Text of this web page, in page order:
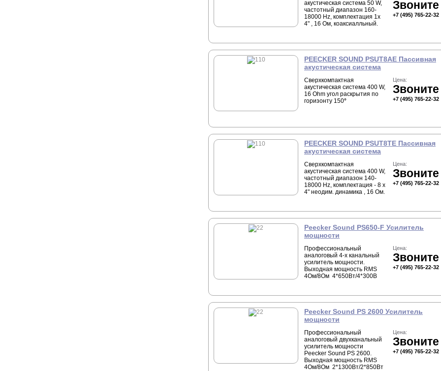
акустическая система 50 W,
частотный диапазон 160-
18000 Hz, комплектация 1х
4" , 16 Ом, коаксиалльный.
Звоните
+7 (495) 765-22-32
PEECKER SOUND PSUT8AE Пассивная
акустическая система
Сверхкомпактная
акустическая система 400 W,
16 Ohm угол раскрытия по
горизонту 150°
Цена:
Звоните
+7 (495) 765-22-32
PEECKER SOUND PSUT8TE Пассивная
акустическая система
Сверхкомпактная
акустическая система 400 W,
частотный диапазон 140-
18000 Hz, комплектация - 8 х
4" неодим. динамика , 16 Ом.
Цена:
Звоните
+7 (495) 765-22-32
Peecker Sound PS650-F Усилитель
мощности
Профессиональный
аналоговый 4-х канальный
усилитель мощности.
Выходная мощность RMS
4Ом/8Ом 4*650Вт/4*300В
Цена:
Звоните
+7 (495) 765-22-32
Peecker Sound PS 2600 Усилитель
мощности
Профессиональный
аналоговый двухканальный
усилитель мощности
Peecker Sound PS 2600.
Выходная мощность RMS
4Ом/8Ом 2*1300Вт/2*850Вт
Цена:
Звоните
+7 (495) 765-22-32